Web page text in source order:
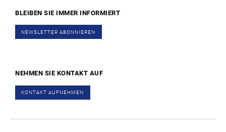
BLEIBEN SIE IMMER INFORMIERT
NEWSLETTER ABONNIEREN
NEHMEN SIE KONTAKT AUF
KONTAKT AUFNEHMEN